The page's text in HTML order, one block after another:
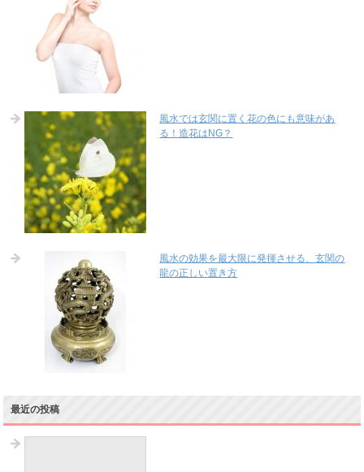
風水では玄関に置く花の色にも意味があ
る！造花はNG？
風水の効果を最大限に発揮させる、玄関の
龍の正しい置き方
最近の投稿